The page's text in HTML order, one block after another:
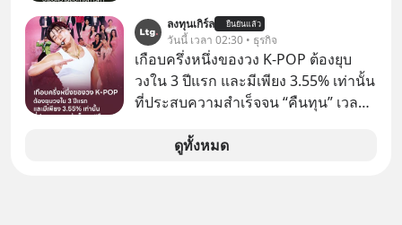
เก่าที่เขาเคยทำไว้ ตอนยังอยู่บริษัท
เดียวกัน
ลงทุนเกิร์ล ยืนยันแล้ว
วันนี้ เวลา 02:30 • ธุรกิจ
เกือบครึ่งหนึ่งของวง K-POP ต้องยุบ
วงใน 3 ปีแรก และมีเพียง 3.55% เท่านั้น
ที่ประสบความสำเร็จจน “คืนทุน” เวลา
เห็นภาพความสำเร็จที่หรูหรา คอนเสิร์ต
ดูทั้งหมด